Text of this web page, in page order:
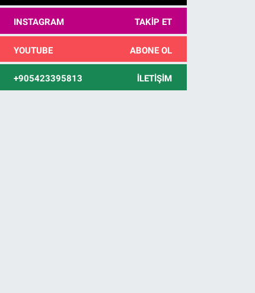
INSTAGRAM TAKIP ET
YOUTUBE ABONE OL
+905423395813 İLETIŞIM